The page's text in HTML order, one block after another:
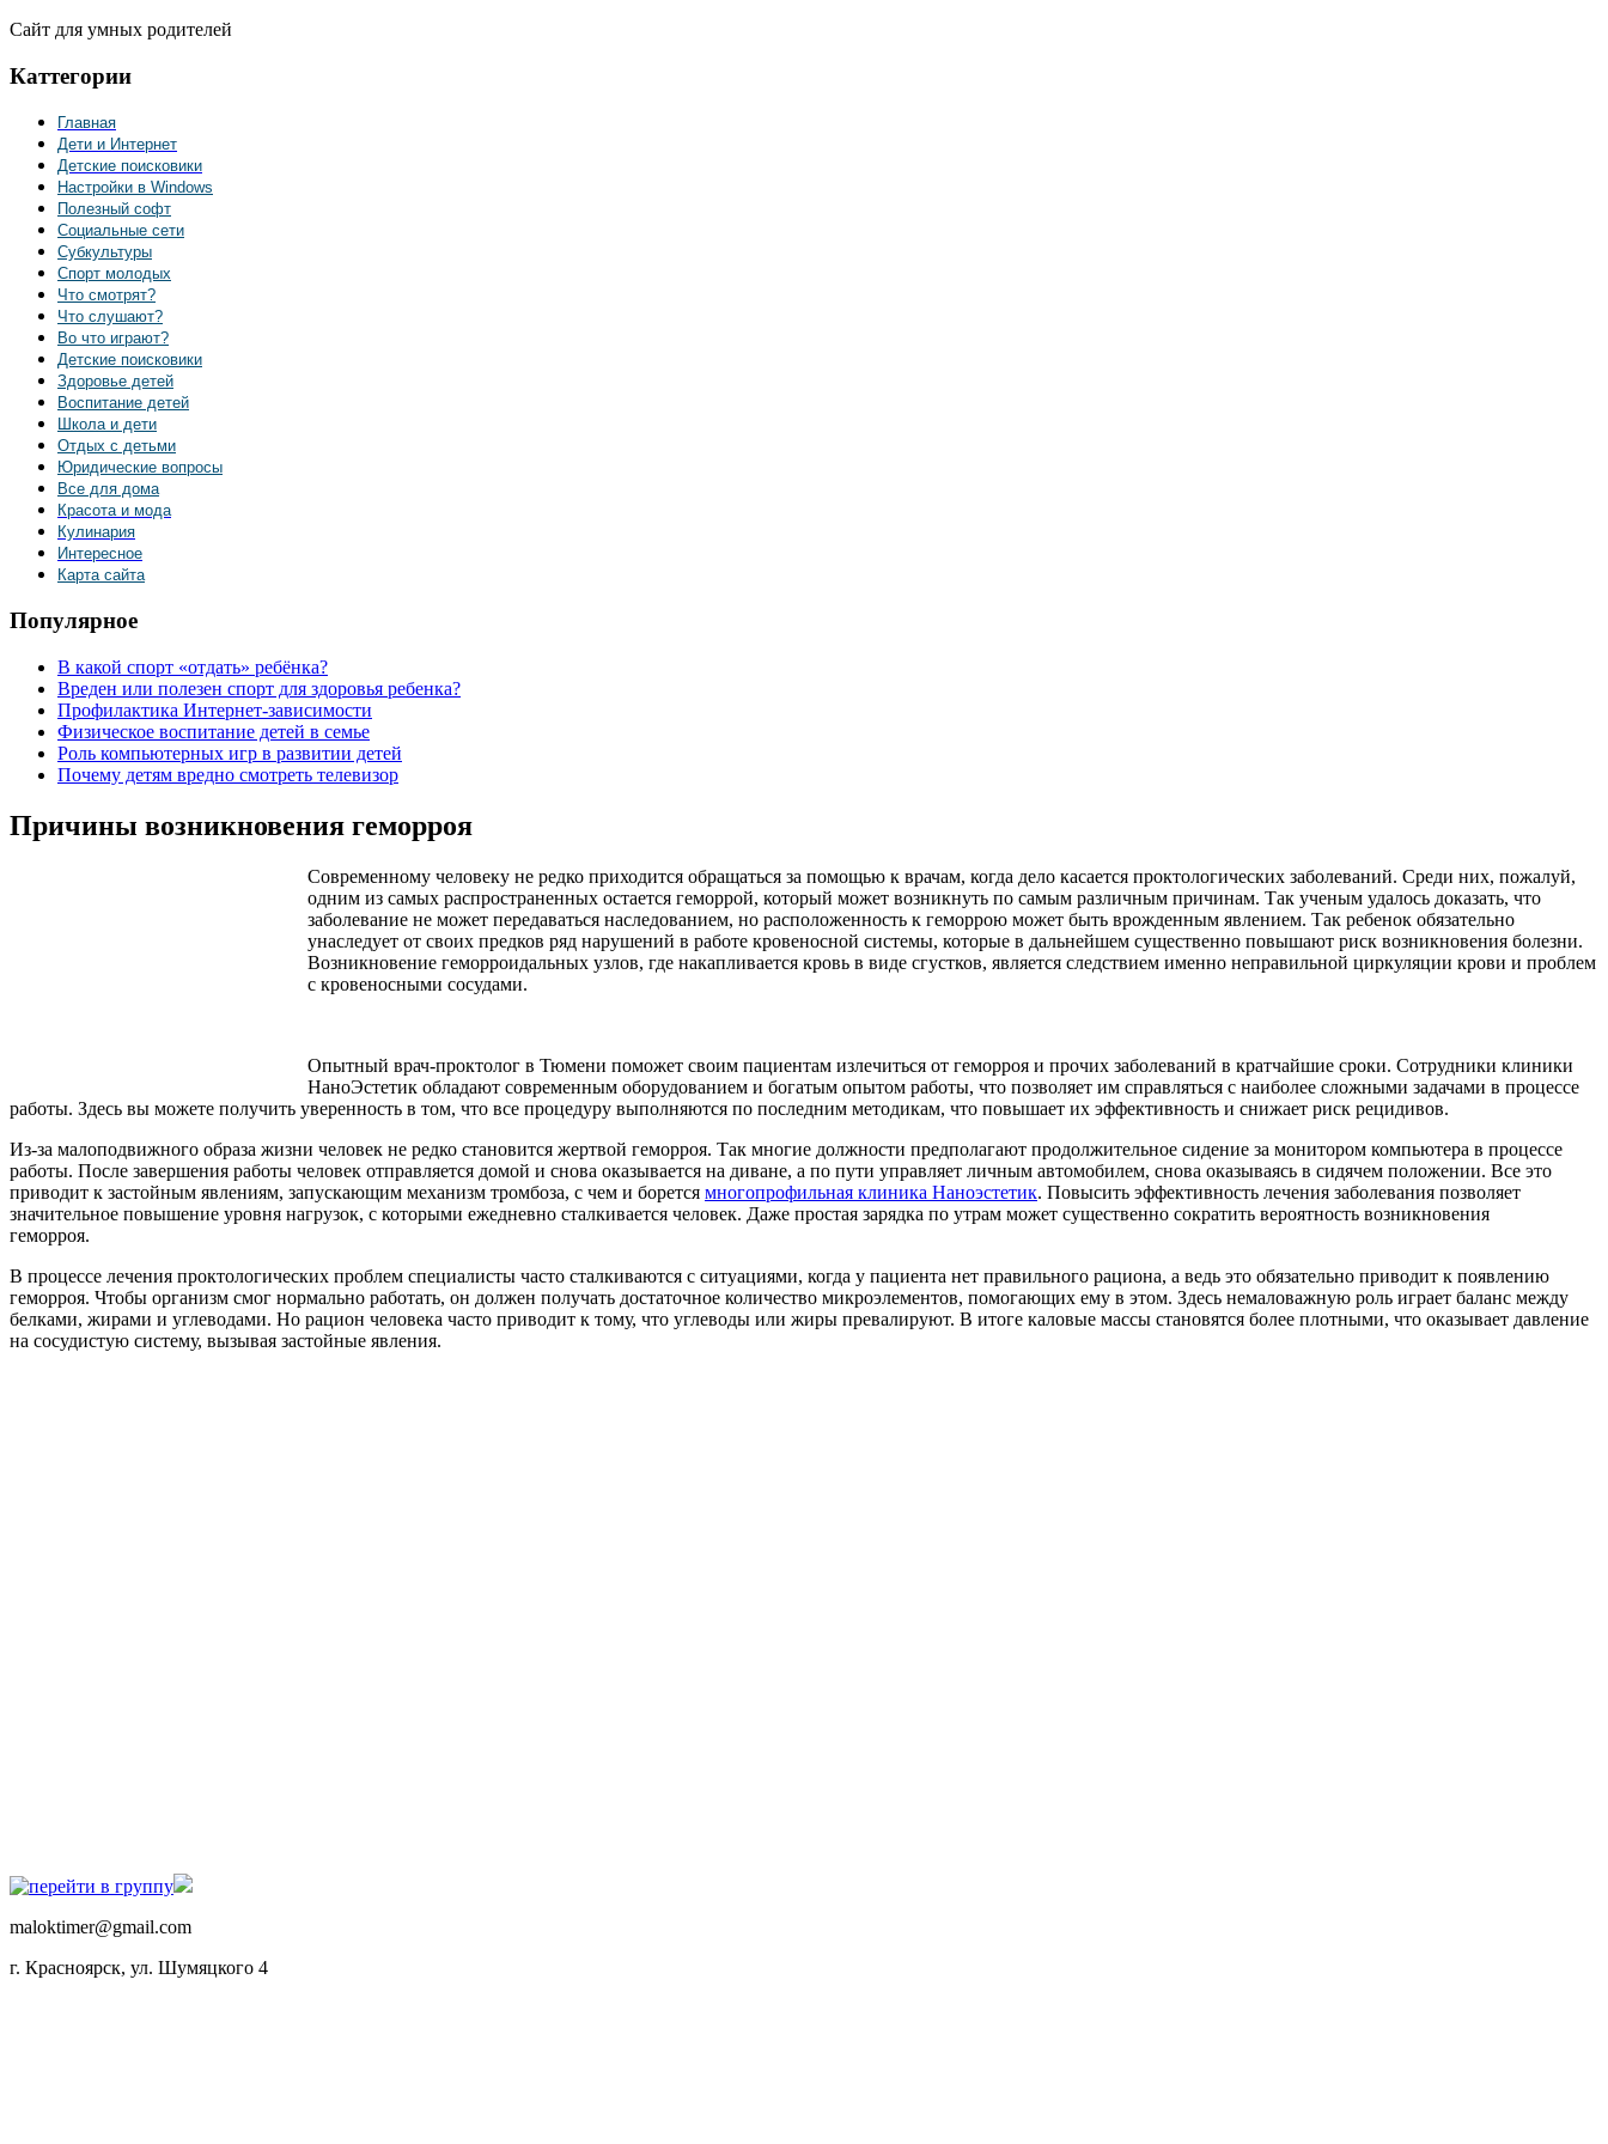
Сайт для умных родителей
Каттегории
Главная
Дети и Интернет
Детские поисковики
Настройки в Windows
Полезный софт
Социальные сети
Субкультуры
Спорт молодых
Что смотрят?
Что слушают?
Во что играют?
Детские поисковики
Здоровье детей
Воспитание детей
Школа и дети
Отдых с детьми
Юридические вопросы
Все для дома
Красота и мода
Кулинария
Интересное
Карта сайта
Популярное
В какой спорт «отдать» ребёнка?
Вреден или полезен спорт для здоровья ребенка?
Профилактика Интернет-зависимости
Физическое воспитание детей в семье
Роль компьютерных игр в развитии детей
Почему детям вредно смотреть телевизор
Причины возникновения геморроя
Современному человеку не редко приходится обращаться за помощью к врачам, когда дело касается проктологических заболеваний. Среди них, пожалуй,
одним из самых распространенных остается геморрой, который может возникнуть по самым различным причинам. Так ученым удалось доказать, что
заболевание не может передаваться наследованием, но расположенность к геморрою может быть врожденным явлением. Так ребенок обязательно
унаследует от своих предков ряд нарушений в работе кровеносной системы, которые в дальнейшем существенно повышают риск возникновения болезни.
Возникновение геморроидальных узлов, где накапливается кровь в виде сгустков, является следствием именно неправильной циркуляции крови и проблем
с кровеносными сосудами.
Опытный врач-проктолог в Тюмени поможет своим пациентам излечиться от геморроя и прочих заболеваний в кратчайшие сроки. Сотрудники клиники
НаноЭстетик обладают современным оборудованием и богатым опытом работы, что позволяет им справляться с наиболее сложными задачами в процессе
работы. Здесь вы можете получить уверенность в том, что все процедуру выполняются по последним методикам, что повышает их эффективность и снижает риск рецидивов.
Из-за малоподвижного образа жизни человек не редко становится жертвой геморроя. Так многие должности предполагают продолжительное сидение за монитором компьютера в процессе
работы. После завершения работы человек отправляется домой и снова оказывается на диване, а по пути управляет личным автомобилем, снова оказываясь в сидячем положении. Все это
приводит к застойным явлениям, запускающим механизм тромбоза, с чем и борется многопрофильная клиника Наноэстетик. Повысить эффективность лечения заболевания позволяет
значительное повышение уровня нагрузок, с которыми ежедневно сталкивается человек. Даже простая зарядка по утрам может существенно сократить вероятность возникновения
геморроя.
В процессе лечения проктологических проблем специалисты часто сталкиваются с ситуациями, когда у пациента нет правильного рациона, а ведь это обязательно приводит к появлению
геморроя. Чтобы организм смог нормально работать, он должен получать достаточное количество микроэлементов, помогающих ему в этом. Здесь немаловажную роль играет баланс между
белками, жирами и углеводами. Но рацион человека часто приводит к тому, что углеводы или жиры превалируют. В итоге каловые массы становятся более плотными, что оказывает давление
на сосудистую систему, вызывая застойные явления.
maloktimer@gmail.com
г. Красноярск, ул. Шумяцкого 4